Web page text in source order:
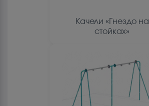
Качели «Гнездо на
стойках»